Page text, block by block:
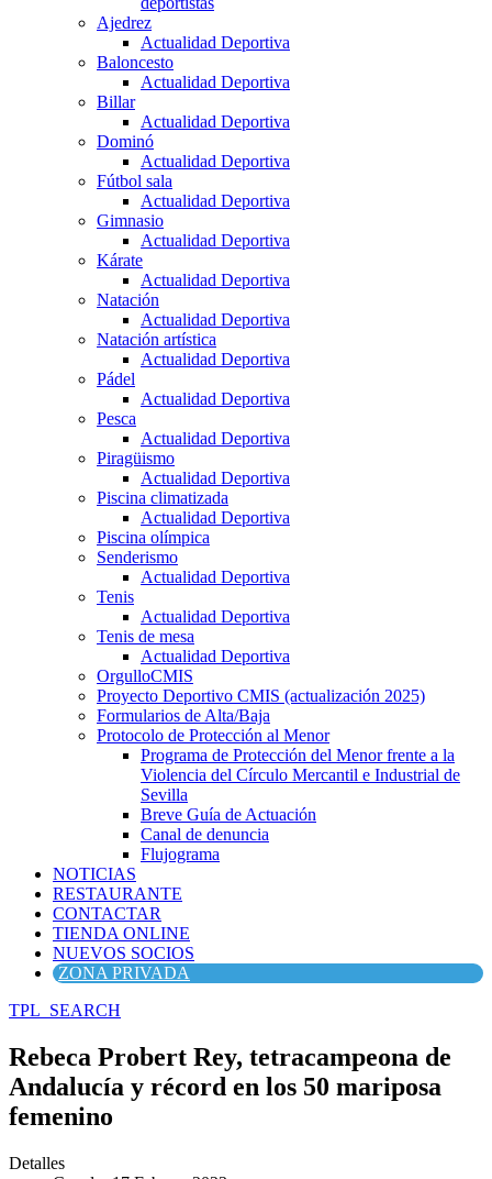
Ajedrez
Actualidad Deportiva
Baloncesto
Actualidad Deportiva
Billar
Actualidad Deportiva
Dominó
Actualidad Deportiva
Fútbol sala
Actualidad Deportiva
Gimnasio
Actualidad Deportiva
Kárate
Actualidad Deportiva
Natación
Actualidad Deportiva
Natación artística
Actualidad Deportiva
Pádel
Actualidad Deportiva
Pesca
Actualidad Deportiva
Piragüismo
Actualidad Deportiva
Piscina climatizada
Actualidad Deportiva
Piscina olímpica
Senderismo
Actualidad Deportiva
Tenis
Actualidad Deportiva
Tenis de mesa
Actualidad Deportiva
OrgulloCMIS
Proyecto Deportivo CMIS (actualización 2025)
Formularios de Alta/Baja
Protocolo de Protección al Menor
Programa de Protección del Menor frente a la
Violencia del Círculo Mercantil e Industrial de
Sevilla
Breve Guía de Actuación
Canal de denuncia
Flujograma
NOTICIAS
RESTAURANTE
CONTACTAR
TIENDA ONLINE
NUEVOS SOCIOS
ZONA PRIVADA
TPL_SEARCH
Rebeca Probert Rey, tetracampeona de
Andalucía y récord en los 50 mariposa
femenino
Detalles